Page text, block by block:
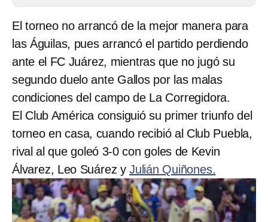
El torneo no arrancó de la mejor manera para
las Águilas, pues arrancó el partido perdiendo
ante el FC Juárez, mientras que no jugó su
segundo duelo ante Gallos por las malas
condiciones del campo de La Corregidora.
El Club América consiguió su primer triunfo del
torneo en casa, cuando recibió al Club Puebla,
rival al que goleó 3-0 con goles de Kevin
Álvarez, Leo Suárez yJulián Quiñones.